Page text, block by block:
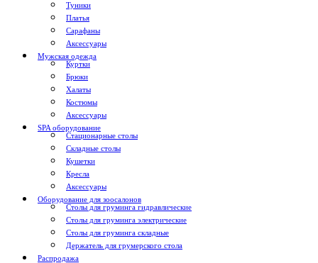
Туники
Платья
Сарафаны
Аксессуары
Мужская одежда
Куртки
Брюки
Халаты
Костюмы
Аксессуары
SPA оборудование
Стационарные столы
Складные столы
Кушетки
Кресла
Аксессуары
Оборудование для зоосалонов
Столы для груминга гидравлические
Столы для груминга электрические
Столы для груминга складные
Держатель для грумерского стола
Распродажа